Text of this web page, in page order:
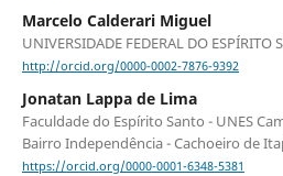
Marcelo Calderari Miguel
UNIVERSIDADE FEDERAL DO ESPÍRITO
http://orcid.org/0000-0002-7876-9392
Jonatan Lappa de Lima
Faculdade do Espírito Santo - UNES
Bairro Independência - Cachoeiro de
https://orcid.org/0000-0001-6348-5381